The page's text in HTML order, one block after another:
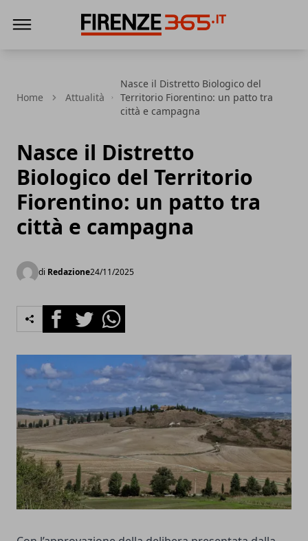
Home Attualità
Nasce il Distretto Biologico del
Territorio Fiorentino: un patto tra
città e campagna
Nasce il Distretto
Biologico del Territorio
Fiorentino: un patto tra
città e campagna
di Redazione24/11/2025
FacebookTwitterWhatsapp